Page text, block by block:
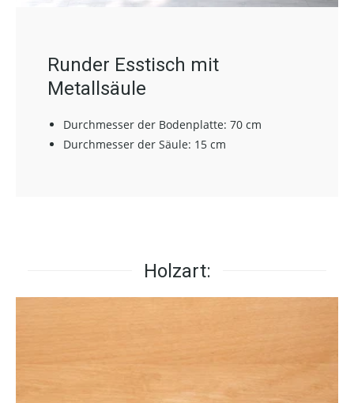
Runder Esstisch mit
Metallsäule
Durchmesser der Bodenplatte: 70 cm
Durchmesser der Säule: 15 cm
Holzart: